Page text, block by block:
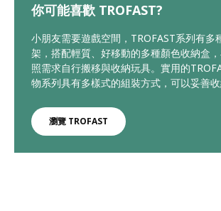
你可能喜歡 TROFAST?
小朋友需要遊戲空間，TROFAST系列有多
架，搭配輕質、好移動的多種顏色收納盒
照需求自行搬移與收納玩具。實用的
物系列具有多樣式的組裝方式，可以妥善收
瀏覽 TROFAST